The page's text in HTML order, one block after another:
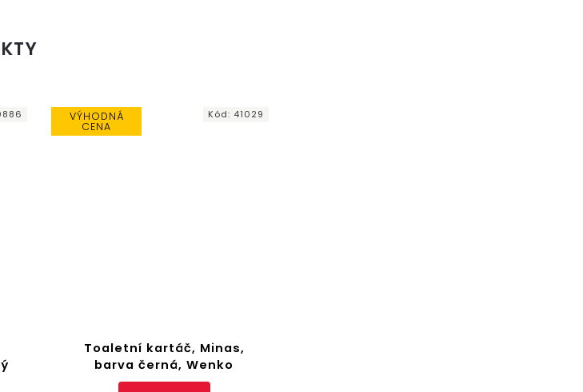
VÝHODNÁ
CENA
Toaletní kartáč, Minas,
barva černá, Wenko
Kód: 41029